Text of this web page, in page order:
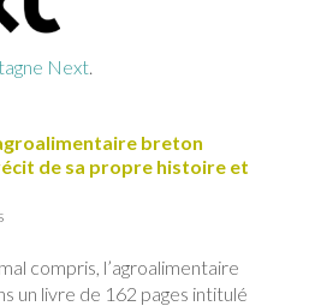
Next.
breton
de sa propre histoire et
compris, l’agroalimentaire
un livre de 162 pages intitulé